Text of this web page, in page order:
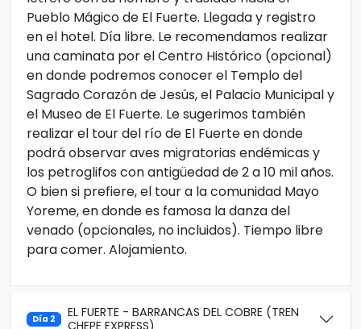
Pueblo Mágico de El Fuerte. Llegada y registro
en el hotel. Día libre. Le recomendamos realizar
una caminata por el Centro Histórico (opcional)
en donde podremos conocer el Templo del
Sagrado Corazón de Jesús, el Palacio Municipal y
el Museo de El Fuerte. Le sugerimos también
realizar el tour del río de El Fuerte en donde
podrá observar aves migratorias endémicas y
los petroglifos con antigüedad de 2 a 10 mil años.
O bien si prefiere, el tour a la comunidad Mayo
Yoreme, en donde es famosa la danza del
venado (opcionales, no incluidos). Tiempo libre
para comer. Alojamiento.
Día 2
EL FUERTE - BARRANCAS DEL COBRE (TREN
CHEPE EXPRESS)